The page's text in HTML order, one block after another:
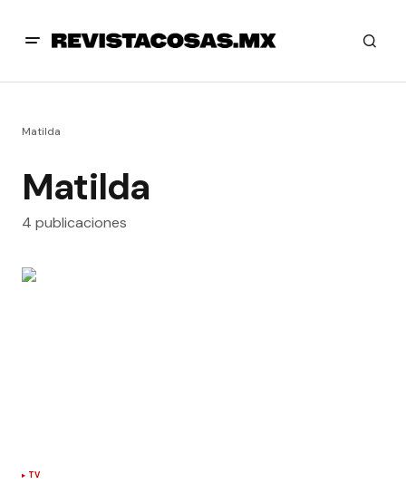
Matilda
Matilda
4 publicaciones
TV